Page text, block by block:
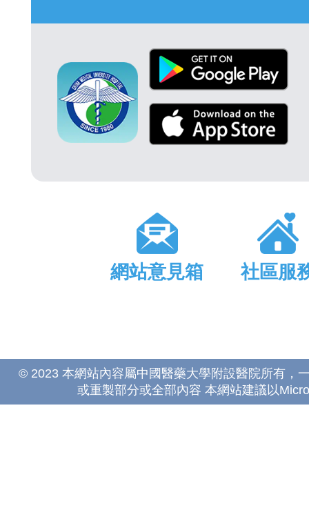
網站意見箱 社區服
© 2023 本網站內容屬中國醫藥大學附設醫院所有，
或重製部分或全部內容 本網站建議以